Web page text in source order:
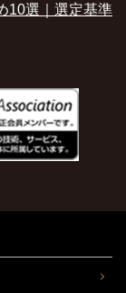
10選｜選定基準